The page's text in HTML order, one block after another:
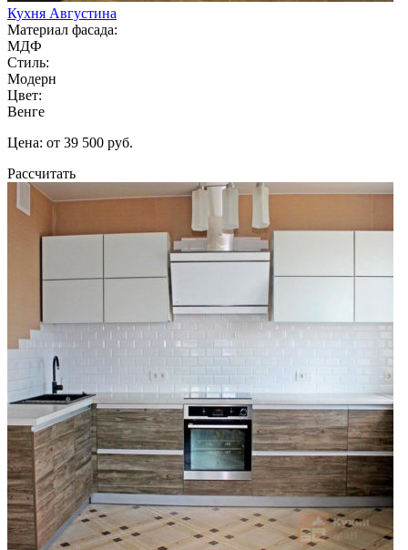
Кухня Августина
Материал фасада:
МДФ
Стиль:
Модерн
Цвет:
Венге
Цена: от 39 500 руб.
Рассчитать